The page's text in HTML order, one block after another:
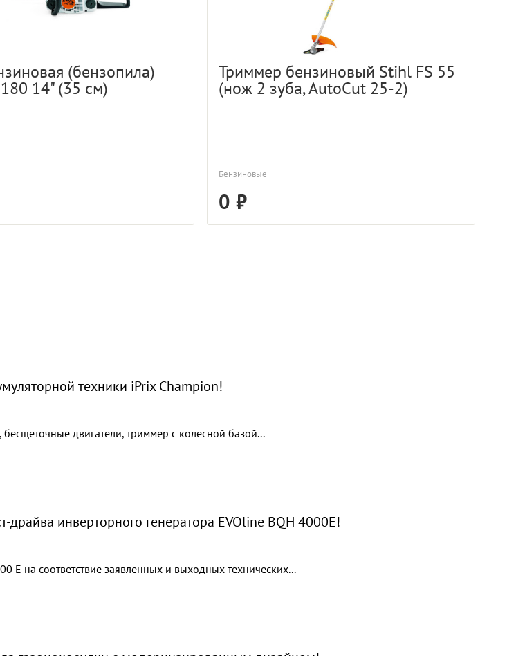
(бензопила)
14" (35 см)
Триммер бензиновый Stihl FS 55
(нож 2 зуба, AutoCut 25-2)
Бензиновые
0
техники iPrix Champion!
двигатели, триммер с колёсной базой...
драйва инверторного генератора EVOline BQH 4000E!
E на соответствие заявленных и выходных технических...